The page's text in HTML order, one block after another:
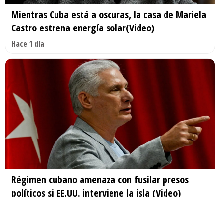
Mientras Cuba está a oscuras, la casa de Mariela
Castro estrena energía solar(Video)
Hace 1 día
Régimen cubano amenaza con fusilar presos
políticos si EE.UU. interviene la isla (Video)